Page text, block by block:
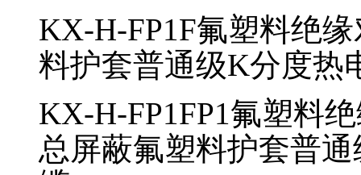
KX-H-FP1F氟塑料绝
料护套普通级K分度热
KX-H-FP1FP1氟塑料
总屏蔽氟塑料护套普